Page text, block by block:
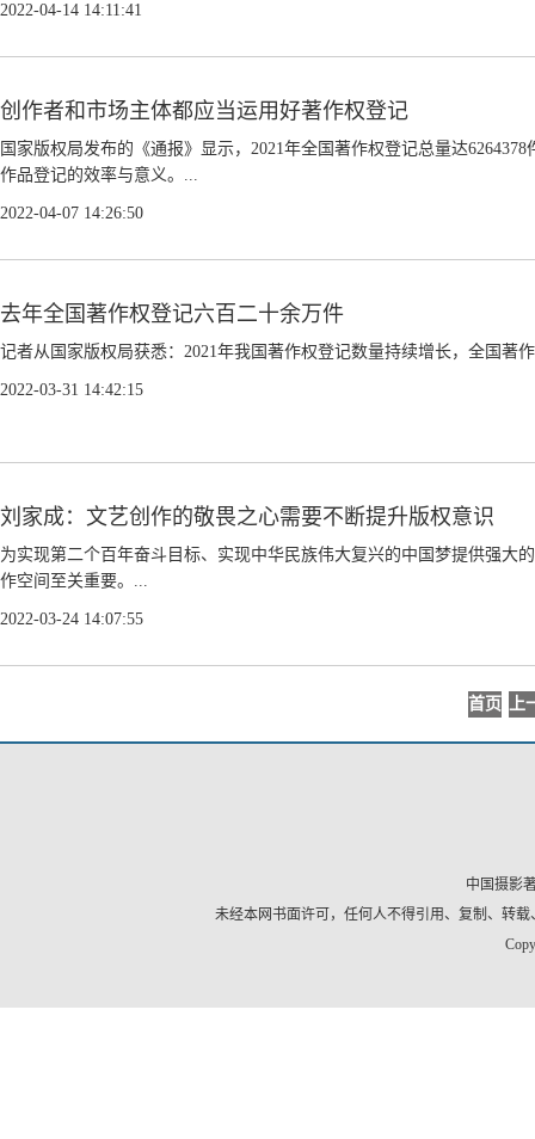
2022-04-14 14:11:41
创作者和市场主体都应当运用好著作权登记
国家版权局发布的《通报》显示，2021年全国著作权登记总量达
作品登记的效率与意义。...
2022-04-07 14:26:50
去年全国著作权登记六百二十余万件
记者从国家版权局获悉：2021年我国著作权登记数量持续增长，全国著
2022-03-31 14:42:15
刘家成：文艺创作的敬畏之心需要不断提升版权意识
为实现第二个百年奋斗目标、实现中华民族伟大复兴的中国梦提供强大
作空间至关重要。...
2022-03-24 14:07:55
首页 上
中国摄影
未经本网书面许可，任何人不得引用、复制、转